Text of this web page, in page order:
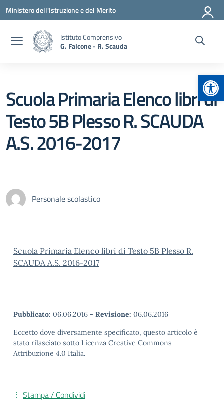
Vai ai contenuti
Vai al menu di navigazione
Vai al footer
Ministero dell'Istruzione e del Merito
Istituto Comprensivo
G. Falcone - R. Scauda
Scuola Primaria Elenco libri di
Testo 5B Plesso R. SCAUDA
A.S. 2016-2017
Personale scolastico
Scuola Primaria Elenco libri di Testo 5B Plesso R.
SCAUDA A.S. 2016-2017
Pubblicato: 06.06.2016 - Revisione: 06.06.2016
Eccetto dove diversamente specificato, questo articolo è
stato rilasciato sotto Licenza Creative Commons
Attribuzione 4.0 Italia.
Stampa / Condividi